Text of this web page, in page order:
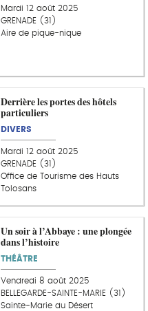
Mardi 12 août 2025
GRENADE (31)
Aire de pique-nique
Derrière les portes des hôtels
particuliers
DIVERS
Mardi 12 août 2025
GRENADE (31)
Office de Tourisme des Hauts
Tolosans
Un soir à l’Abbaye : une plongée
dans l’histoire
THÉÂTRE
Vendredi 8 août 2025
BELLEGARDE-SAINTE-MARIE (31)
Sainte-Marie du Désert